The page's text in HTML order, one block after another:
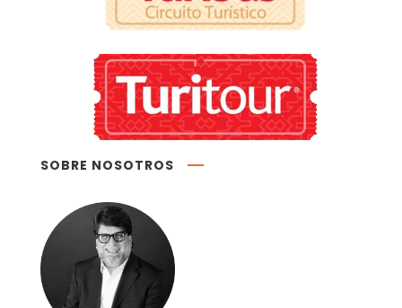
SOBRE NOSOTROS